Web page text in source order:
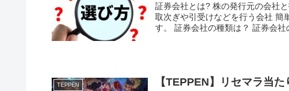
証券会社とは? 株の発行元の会社
取次ぎや引受けなどを行う会社 簡
す。 証券会社の種類は？ 証券会社
TEPPEN 【TEPPEN】リセマラ当